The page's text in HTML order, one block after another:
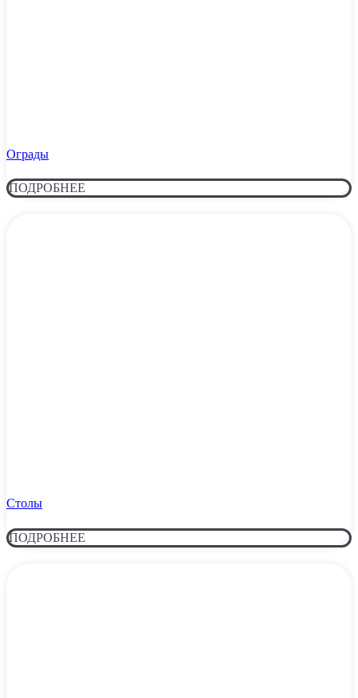
Ограды
ПОДРОБНЕЕ
Столы
ПОДРОБНЕЕ